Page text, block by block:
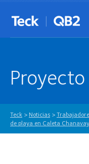
Proyecto
Teck > Noticias >
de playa en Caleta